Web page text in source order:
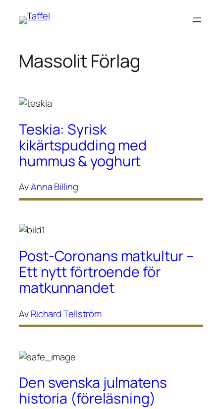
Hoppa
Massolit Förlag
Teskia: Syrisk
kikärtspudding med
hummus & yoghurt
AvAnna Billing
Post-Coronans matkultur –
Ett nytt förtroende för
matkunnandet
AvRichard Tellström
Den svenska julmatens
historia (föreläsning)